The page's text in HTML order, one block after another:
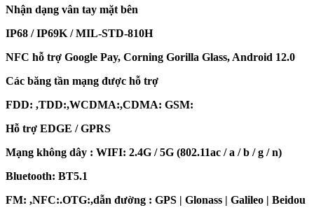
Nhận dạng vân tay mặt bên
IP68 / IP69K / MIL-STD-810H
NFC hỗ trợ Google Pay, Corning Gorilla Glass, Android 12.0
Các băng tần mạng được hỗ trợ
FDD: ,TDD:,WCDMA:,CDMA: GSM:
Hỗ trợ EDGE / GPRS
Mạng không dây : WIFI: 2.4G / 5G (802.11ac / a / b / g / n)
Bluetooth: BT5.1
FM: ,NFC:.OTG:,dẫn đường : GPS | Glonass | Galileo | Beidou